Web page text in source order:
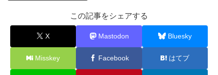
この記事をシェアする
X Mastodon Bluesky
Misskey Facebook はてブ